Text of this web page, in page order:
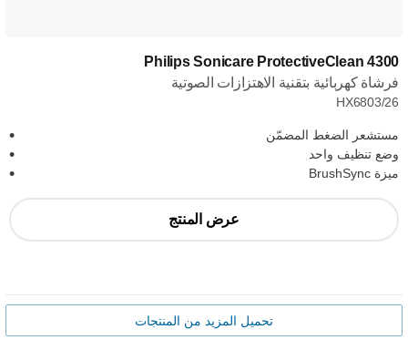
Philips Sonicare ProtectiveClean 4300
فرشاة كهربائية بتقنية الاهتزازات الصوتية
HX6803/26
مستشعر الضغط المضمّن
وضع تنظيف واحد
ميزة BrushSync
عرض المنتج
تحميل المزيد من المنتجات